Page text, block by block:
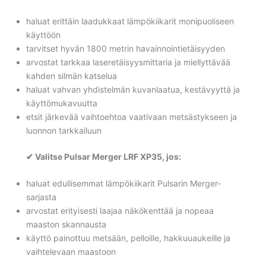
haluat erittäin laadukkaat lämpökiikarit monipuoliseen
käyttöön
tarvitset hyvän 1800 metrin havainnointietäisyyden
arvostat tarkkaa laseretäisyysmittaria ja miellyttävää
kahden silmän katselua
haluat vahvan yhdistelmän kuvanlaatua, kestävyyttä ja
käyttömukavuutta
etsit järkevää vaihtoehtoa vaativaan metsästykseen ja
luonnon tarkkailuun
✔ Valitse Pulsar Merger LRF XP35, jos:
haluat edullisemmat lämpökiikarit Pulsarin Merger-
sarjasta
arvostat erityisesti laajaa näkökenttää ja nopeaa
maaston skannausta
käyttö painottuu metsään, pelloille, hakkuuaukeille ja
vaihtelevaan maastoon